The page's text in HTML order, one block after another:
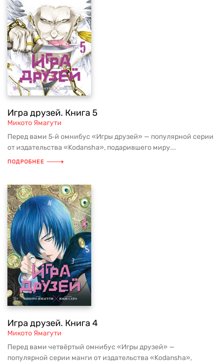
Игра друзей. Книга 5
Микото Ямагути
Перед вами 5‑й омнибус «Игры друзей» — популярной серии
от издательства «Kodansha», подарившего миру...
ПОДРОБНЕЕ
Игра друзей. Книга 4
Микото Ямагути
Перед вами четвёртый омнибус «Игры друзей» —
популярной серии манги от издательства «Kodansha»,